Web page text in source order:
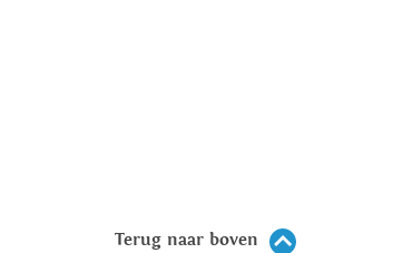
Terug naar boven